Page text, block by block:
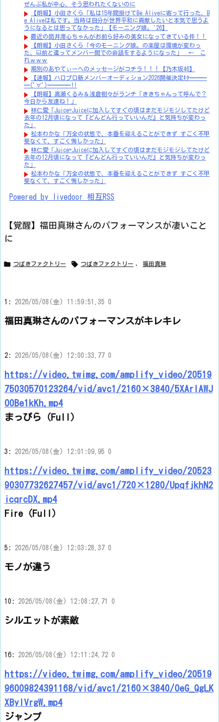
ぜんぶ私が中心、そう思われたくないのに
【朗報】小田さくら「私は15年間掛けてBe Aliveに寄って行った、B
e Aliveは私です。当時は自分が世界平和に貢献したいと本気で思うよ
うになるとは思ってなかった」【モーニング娘。'26】
最近の筒井澪心ちゃんがお前ら好みの美女になってきている件！！
【朗報】小田さくら「今のモーニング娘。の楽屋は環境が変わっ
た、以前と違ってメンバー間での会話をするようになった」 ← こ
れｗｗｗ
期別のあやてぃーへのメッセージがコチラ！！！【乃木坂46】
【速報】ハロプロ新メンバーオーディション2026開催決定ｷﾀ━━━
━(ﾟ∀ﾟ)━━━━!!
【朗報】高瀬くるみ＆浅倉樹々がランチ「ききちゃんって呼んで？
今日から友達ね！」
林仁愛「Juice=Juiceに加入してすぐの頃はまだモジモジしてたけど
去年の12月頃になって『どんどん行っていいんだ』と気持ちが変わっ
た」
松本わかな「万全の状態で、本番を迎えることができず すごく不甲
斐なくて、すごく悔しかった」
林仁愛「Juice=Juiceに加入してすぐの頃はまだモジモジしてたけど
去年の12月頃になって『どんどん行っていいんだ』と気持ちが変わっ
た」
松本わかな「万全の状態で、本番を迎えることができず すごく不甲
斐なくて、すごく悔しかった」
Powered by livedoor 相互RSS
【覚醒】福田真琳さんのパフォーマンスが凄いこと
に
 つばきファクトリー  つばきファクトリー , 福田真琳
1: 2026/05/08(金) 11:59:51.35 0
福田真琳さんのパフォーマンスがキレキレ
2: 2026/05/08(金) 12:00:33.77 0
https://video.twimg.com/amplify_video/20519
75030570123264/vid/avc1/2160×3840/5XArlAWJ
O0Be1kKh.mp4
まっぴら（Full）
3: 2026/05/08(金) 12:01:09.95 0
https://video.twimg.com/amplify_video/20523
90307732627457/vid/avc1/720×1280/UpqfjkhN2
icqrcDX.mp4
Fire（Full）
5: 2026/05/08(金) 12:03:28.37 0
モノが違う
10: 2026/05/08(金) 12:08:27.71 0
シルエットが素敵
16: 2026/05/08(金) 12:11:24.72 0
https://video.twimg.com/amplify_video/20519
96009824391168/vid/avc1/2160×3840/OeG_QgLK
XBylVrgW.mp4
ジャンプ